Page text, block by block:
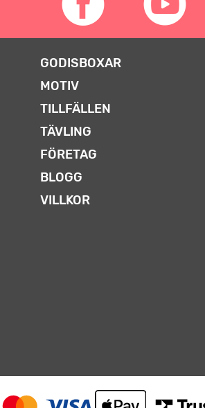
GODISBOXAR
MOTIV
TILLFÄLLEN
TÄVLING
FÖRETAG
BLOGG
VILLKOR